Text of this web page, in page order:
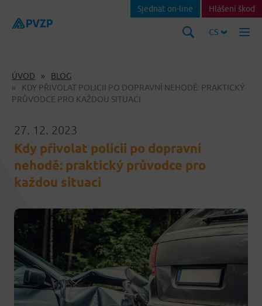
CS
Sjednat on-line Hlášení škod
ÚVOD
BLOG
KDY PŘIVOLAT POLICII PO DOPRAVNÍ NEHODĚ: PRAKTICKÝ
PRŮVODCE PRO KAŽDOU SITUACI
27. 12. 2023
Kdy přivolat policii po dopravní
nehodě: praktický průvodce pro
každou situaci